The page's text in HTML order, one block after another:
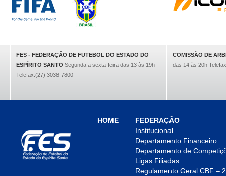
FES - FEDERAÇÃO DE FUTEBOL DO ESTADO DO
ESPÍRITO SANTO Segunda a sexta-feira das 13 às 19h
Telefax:(27) 3038-7800
COMISSÃO DE
das 14 às 20h
HOME
FEDERAÇÃO
Institucional
Departamento Financeiro
Departamento de
Ligas Filiadas
Regulamento Geral CBF –